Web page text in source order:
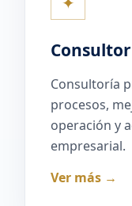
Consultoría
procesos,
operación y
empresarial.
Ver más →